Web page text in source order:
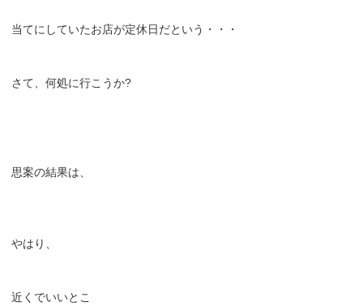
当てにしていたお店が定休日だという・・・
さて、何処に行こうか?
思案の結果は、
やはり、
近くでいいとこ